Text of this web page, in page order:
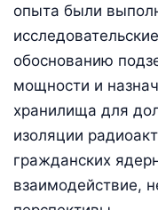
опыта были
обоснованию
мощности и
хранилища для
изоляции
гражданских
взаимодействие,